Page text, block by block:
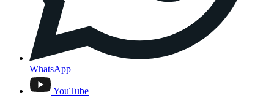
WhatsApp
YouTube